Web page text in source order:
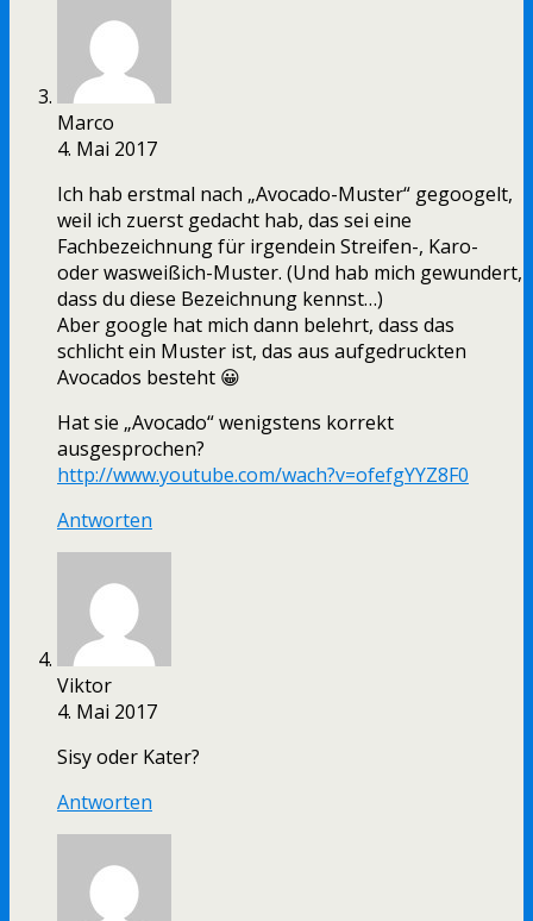
Marco
4. Mai 2017
Ich hab erstmal nach „Avocado-Muster“ gegoogelt,
weil ich zuerst gedacht hab, das sei eine
Fachbezeichnung für irgendein Streifen-, Karo-
oder wasweißich-Muster. (Und hab mich gewundert,
dass du diese Bezeichnung kennst…)
Aber google hat mich dann belehrt, dass das
schlicht ein Muster ist, das aus aufgedruckten
Avocados besteht 😀
Hat sie „Avocado“ wenigstens korrekt
ausgesprochen?
http://www.youtube.com/wach?v=ofefgYYZ8F0
Antworten
Viktor
4. Mai 2017
Sisy oder Kater?
Antworten